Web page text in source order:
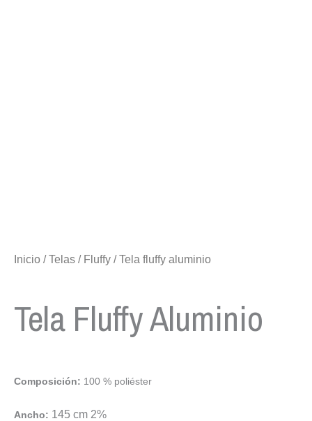
Inicio /Telas / Fluffy / Tela fluffy aluminio
Tela Fluffy Aluminio
Composición: 100 % poliéster
Ancho: 145 cm 2%